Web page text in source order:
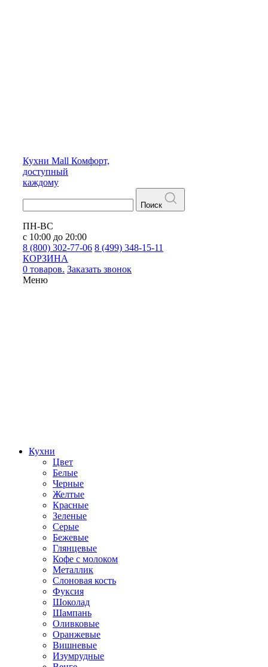
Кухни Mall Комфорт,
доступный
каждому
Поиск
ПН-ВС
с 10:00 до 20:00
8 (800) 302-77-06 8 (499) 348-15-11
КОРЗИНА
0 товаров. Заказать звонок
Меню
Кухни
Цвет
Белые
Черные
Желтые
Красные
Зеленые
Серые
Бежевые
Глянцевые
Кофе с молоком
Металлик
Слоновая кость
Фуксия
Шоколад
Шампань
Оливковые
Оранжевые
Вишневые
Изумрудные